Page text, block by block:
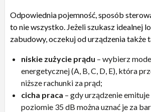
Odpowiednia pojemność, sposób
to nie wszystko. Jeżeli szukasz idealnej
zabudowy, oczekuj od urządzenia także
niskie zużycie prądu – wybierz
energetycznej (A, B, C, D, E), która
niższe rachunki za prąd;
cicha praca – gdy urządzenie
poziomie 35 dB można uznać je za